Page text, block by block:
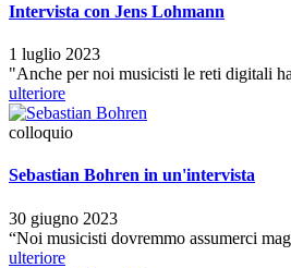
Intervista con Jens Lohmann
1 luglio 2023
"Anche per noi musicisti le reti digitali
ulteriore
colloquio
Sebastian Bohren in un'intervista
30 giugno 2023
“Noi musicisti dovremmo assumerci
ulteriore